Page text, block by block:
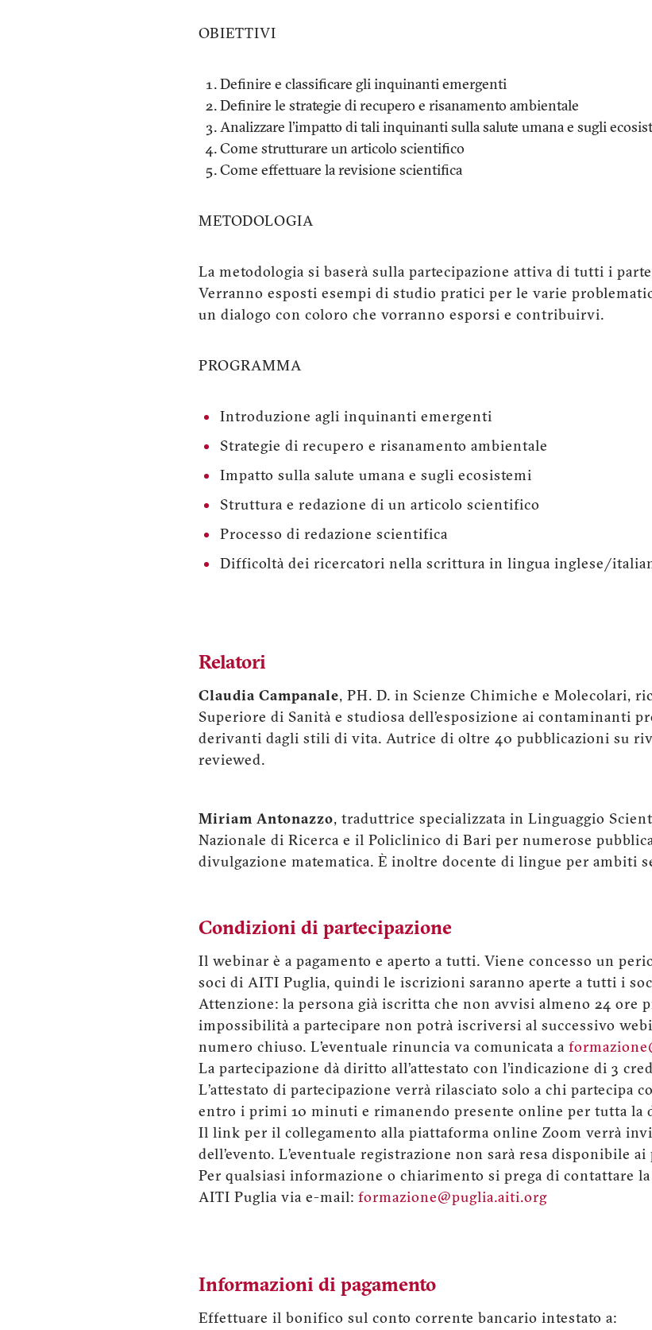
OBIETTIVI
Definire e classificare gli inquinanti emergenti
Definire le strategie di recupero e risanamento ambientale
Analizzare l'impatto di tali inquinanti sulla salute umana e sugli
Come strutturare un articolo scientifico
Come effettuare la revisione scientifica
METODOLOGIA
La metodologia si baserà sulla partecipazione attiva di tutti i
Verranno esposti esempi di studio pratici per le varie
un dialogo con coloro che vorranno esporsi e contribuirvi.
PROGRAMMA
Introduzione agli inquinanti emergenti
Strategie di recupero e risanamento ambientale
Impatto sulla salute umana e sugli ecosistemi
Struttura e redazione di un articolo scientifico
Processo di redazione scientifica
Difficoltà dei ricercatori nella scrittura in lingua inglese/
Relatori
Claudia Campanale, PH. D. in Scienze Chimiche e Molecolari,
Superiore di Sanità e studiosa dell’esposizione ai contaminanti
derivanti dagli stili di vita. Autrice di oltre 40 pubblicazioni su
reviewed.
Miriam Antonazzo, traduttrice specializzata in Linguaggio
Nazionale di Ricerca e il Policlinico di Bari per numerose
divulgazione matematica. È inoltre docente di lingue per ambiti
Condizioni di partecipazione
Il webinar è a pagamento e aperto a tutti. Viene concesso un
soci di AITI Puglia, quindi le iscrizioni saranno aperte a tutti i
Attenzione: la persona già iscritta che non avvisi almeno 24 ore
impossibilità a partecipare non potrà iscriversi al successivo
numero chiuso. L’eventuale rinuncia va comunicata a
La partecipazione dà diritto all’attestato con l’indicazione di 3
L’attestato di partecipazione verrà rilasciato solo a chi partecipa
entro i primi 10 minuti e rimanendo presente online per tutta la
Il link per il collegamento alla piattaforma online Zoom verrà
dell’evento. L’eventuale registrazione non sarà resa disponibile
Per qualsiasi informazione o chiarimento si prega di contattare
AITI Puglia via e-mail: formazione@puglia.aiti.org
Informazioni di pagamento
Effettuare il bonifico sul conto corrente bancario intestato a: